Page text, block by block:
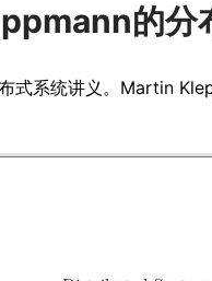
的分
式系统讲义。Martin